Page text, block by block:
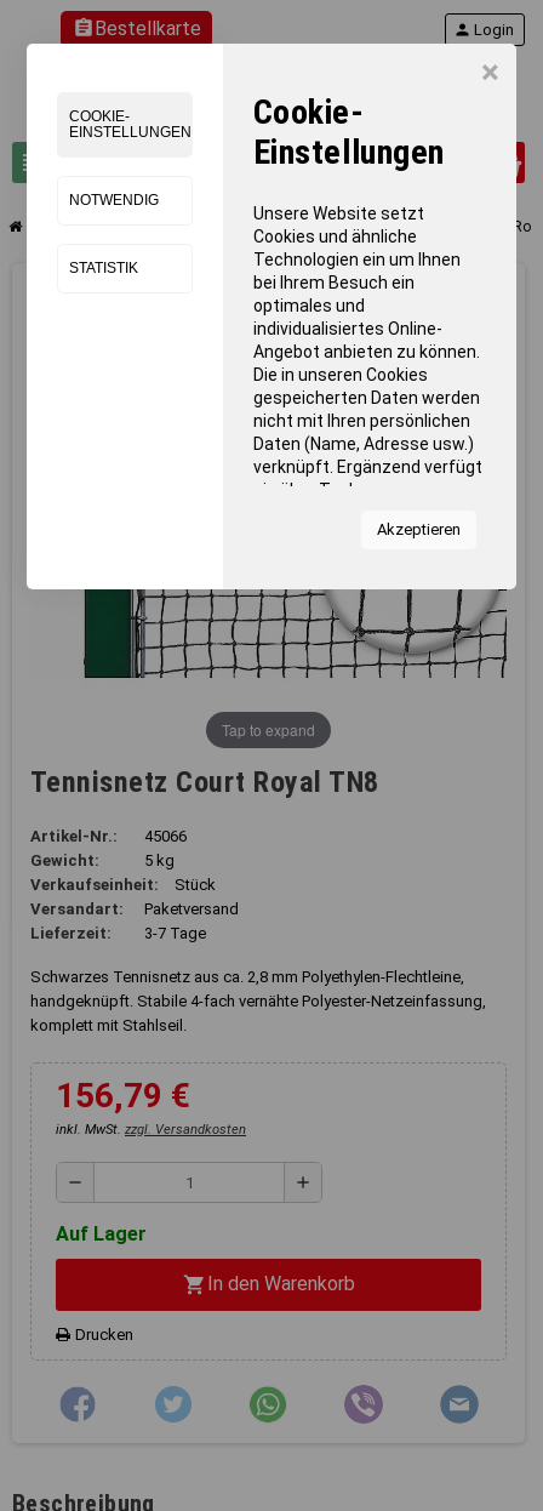
×
COOKIE-
EINSTELLUNGEN
NOTWENDIG
STATISTIK
Cookie-
Einstellungen
Unsere Website setzt
Cookies und ähnliche
Technologien ein um Ihnen
bei Ihrem Besuch ein
optimales und
individualisiertes Online-
Angebot anbieten zu können.
Die in unseren Cookies
gespeicherten Daten werden
nicht mit Ihren persönlichen
Daten (Name, Adresse usw.)
verknüpft. Ergänzend verfügt
sie über Tools von
Statistiken zur Nutzung
zum Anzeigen relevanter
Inhalte. Durch Klicken auf
"Alles erlauben" stimmen Sie
dem Einsatz von Cookies und
den vorgenannten Zwecken
zu. Durch Klicken auf
„Einstellungen“ können Sie
eine individuelle Auswahl
erhalten Sie in unserer
Datenschutzerklärung.
Navigation auf die
Akzeptieren
assignmentBestellkarte
view_headline search
person Login
Tennisanlagen & -netze chevron_right Tennisnetz Court
Tap to expand
Tennisnetz Court Royal TN8
Artikel-Nr.:
45066
Gewicht:
5 kg
Verkaufseinheit:
Stück
Versandart:
Paketversand
Lieferzeit:
3-7 Tage
Schwarzes Tennisnetz aus ca. 2,8 mm Polyethylen-Flechtleine,
handgeknüpft. Stabile 4-fach vernähte Polyester-Netzeinfassung,
komplett mit Stahlseil.
156,79 €
inkl. MwSt. zzgl. Versandkosten
remove add
Auf Lager
shopping_cart In den Warenkorb
Drucken
Beschreibung